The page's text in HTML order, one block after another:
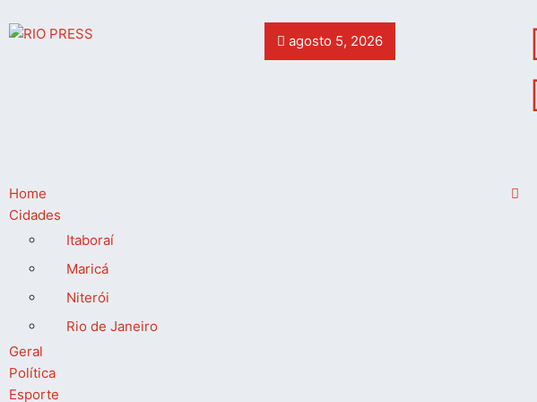
agosto 5, 2026
Home
Cidades
Itaboraí
Maricá
Niterói
Rio de Janeiro
Geral
Política
Esporte